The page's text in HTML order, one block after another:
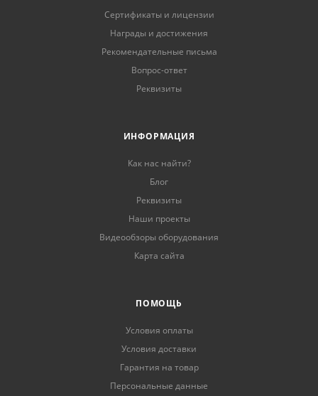
Сертификаты и лицензии
Награды и достижения
Рекомендательные письма
Вопрос-ответ
Реквизиты
ИНФОРМАЦИЯ
Как нас найти?
Блог
Реквизиты
Наши проекты
Видеообзоры оборудования
Карта сайта
ПОМОЩЬ
Условия оплаты
Условия доставки
Гарантия на товар
Персональные данные